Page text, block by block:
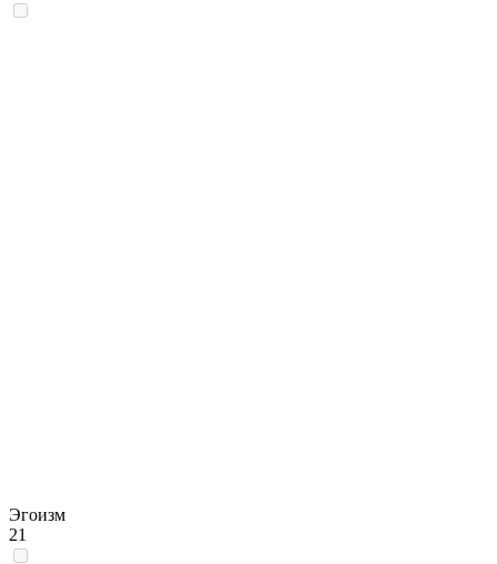
Эгоизм
21